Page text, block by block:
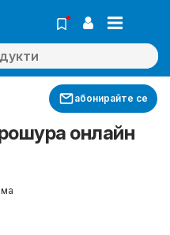
абонирайте се
онлайн